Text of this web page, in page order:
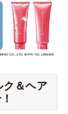
ク＆ヘア